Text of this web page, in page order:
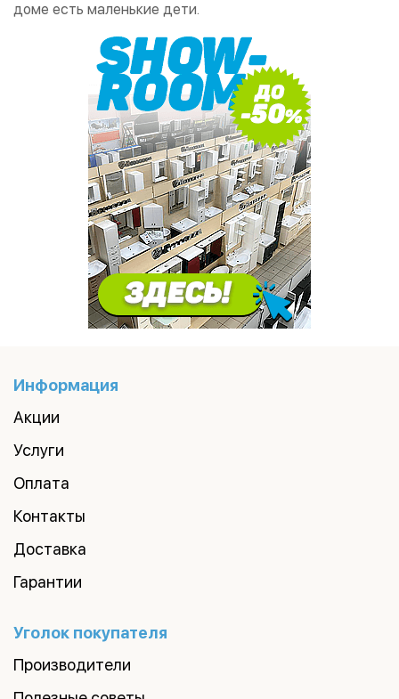
доме есть маленькие дети.
Информация
Акции
Услуги
Оплата
Контакты
Доставка
Гарантии
Уголок покупателя
Производители